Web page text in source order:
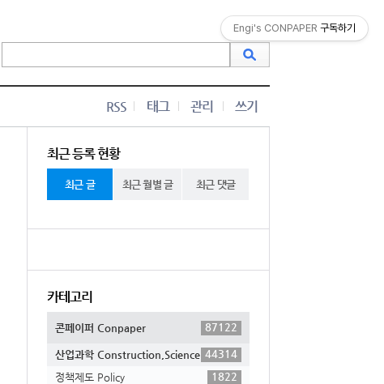
RSS 태그 관리 쓰기
최근 등록 현황
최근 글 최근 월별 글 최근 댓글
카테고리
콘페이퍼 Conpaper 87122
산업과학 Construction,Science 44314
정책제도 Policy
1822
Engi's CONPAPER 구독하기